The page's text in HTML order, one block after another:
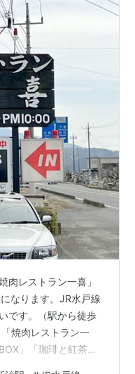
肉レストラン一喜」
なります。JR水戸線
です。（駅から徒歩
焼肉レストラン一
」「珈琲と紅茶の